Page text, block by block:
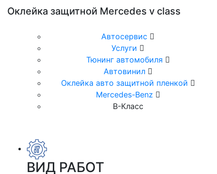
Оклейка защитной Mercedes v class
Автосервис
Услуги
Тюнинг автомобиля
Автовинил
Оклейка авто защитной пленкой
Mercedes-Benz
В-Класс
ВИД РАБОТ